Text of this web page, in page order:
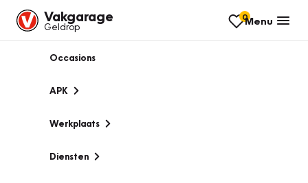
Vakgarage
Geldrop
0Menu
Occasions
APK
Werkplaats
Diensten